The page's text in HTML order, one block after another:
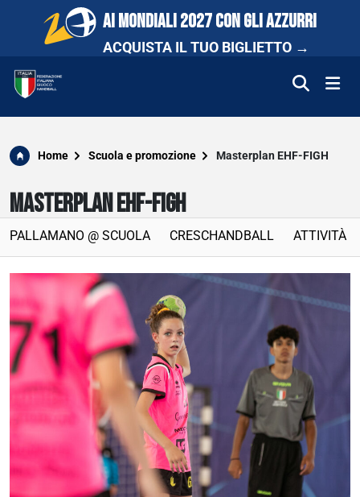
AI MONDIALI 2027 CON GLI AZZURRI
ACQUISTA IL TUO BIGLIETTO →
COMPETIZIONI
SCUOLA E PROMOZIONE
NEWS
MEDIA
AREA RISERVATA
UTILITÀ
Home Scuola e promozione Masterplan EHF-FIGH
MASTERPLAN EHF-FIGH
PALLAMANO @ SCUOLA CRESCHANDBALL ATTIVITÀ